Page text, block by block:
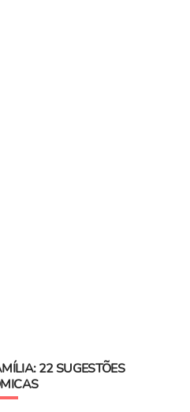
22 SUGESTÕES